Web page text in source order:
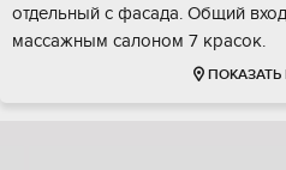
отдельный с фасада. Общий
массажным салоном 7 красок.
ПОКАЗАТЬ